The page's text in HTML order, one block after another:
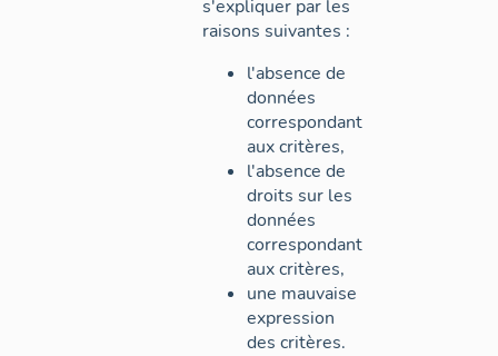
s'expliquer par les
raisons suivantes :
l'absence de
données
correspondant
aux critères,
l'absence de
droits sur les
données
correspondant
aux critères,
une mauvaise
expression
des critères.